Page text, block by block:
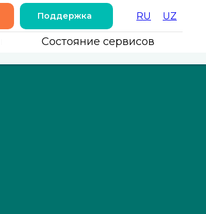
Поддержка RU UZ
Состояние сервисов